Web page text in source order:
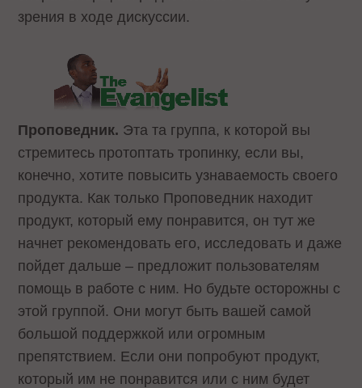
зрения в ходе дискуссии.
Проповедник. Эта та группа, к которой вы
стремитесь протоптать тропинку, если вы,
конечно, хотите повысить узнаваемость своего
продукта. Как только Проповедник находит
продукт, который ему понравится, он тут же
начнет рекомендовать его, исследовать и даже
пойдет дальше – предложит пользователям
помощь в работе с ним. Но будьте осторожны с
этой группой. Они могут быть вашей самой
большой поддержкой или огромным
препятствием. Если они попробуют продукт,
который им не понравится или с ним будет